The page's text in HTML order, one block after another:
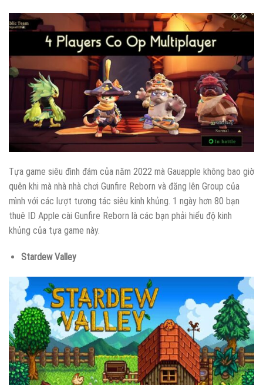
Tựa game siêu đình đám của năm 2022 mà Gauapple không bao giờ
quên khi mà nhà nhà chơi Gunfire Reborn và đăng lên Group của
mình với các lượt tương tác siêu kinh khủng. 1 ngày hơn 80 bạn
thuê ID Apple cài Gunfire Reborn là các bạn phải hiểu độ kinh
khủng của tựa game này.
Stardew Valley